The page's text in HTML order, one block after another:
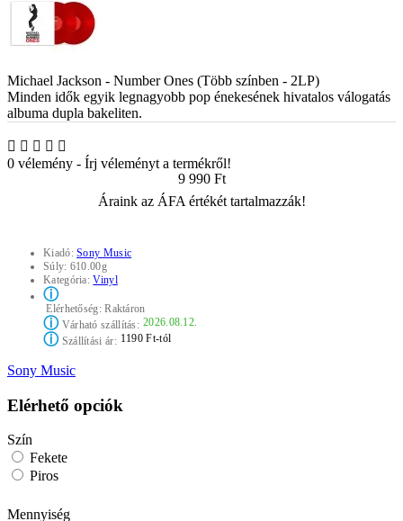
Michael Jackson - Number Ones (Több színben - 2LP)
Minden idők egyik legnagyobb pop énekesének hivatalos válogatás
albuma dupla bakeliten.
0 vélemény - Írj véleményt a termékről!
9 990 Ft
Áraink az ÁFA értékét tartalmazzák!
Kiadó:Sony Music
Súly: 610.00g
Kategória:Vinyl
ⓘ
Elérhetőség:Raktáron
ⓘVárható szállítás: 2026.08.12.
ⓘSzállítási ár: 1190 Ft-tól
Sony Music
Elérhető opciók
Szín
Fekete
Piros
Mennyiség